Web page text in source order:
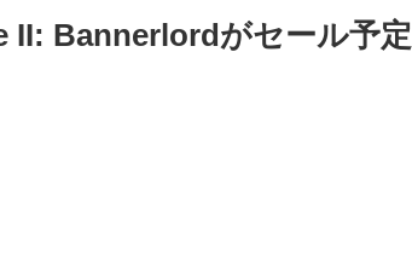
II: Bannerlordがセール予定